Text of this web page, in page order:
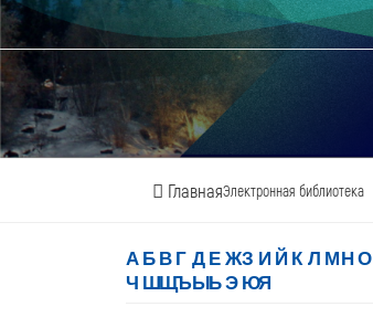
ГлавнаяЭлектронная библиотека
АБВГ ДЕЖЗ И Й К Л МНО
Ч ШЩЪЫЬЭЮЯ